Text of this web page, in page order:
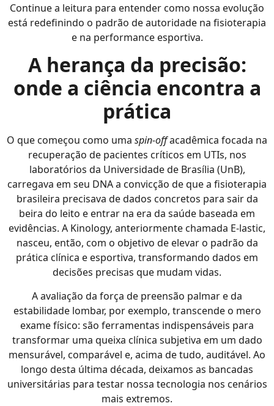
Continue a leitura para entender como nossa evolução
está redefinindo o padrão de autoridade na fisioterapia
e na performance esportiva.
A herança da precisão:
onde a ciência encontra a
prática
O que começou como uma spin-offacadêmica focada na
recuperação de pacientes críticos em UTIs, nos
laboratórios da Universidade de Brasília (UnB),
carregava em seu DNA a convicção de que a fisioterapia
brasileira precisava de dados concretos para sair da
beira do leito e entrar na era da saúde baseada em
evidências. A Kinology, anteriormente chamada E-lastic,
nasceu, então, com o objetivo de elevar o padrão da
prática clínica e esportiva, transformando dados em
decisões precisas que mudam vidas.
A avaliação da força de preensão palmar e da
estabilidade lombar, por exemplo, transcende o mero
exame físico: são ferramentas indispensáveis para
transformar uma queixa clínica subjetiva em um dado
mensurável, comparável e, acima de tudo, auditável. Ao
longo desta última década, deixamos as bancadas
universitárias para testar nossa tecnologia nos cenários
mais extremos.